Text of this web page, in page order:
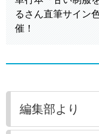
るさん直筆サイン
催！
編集部より